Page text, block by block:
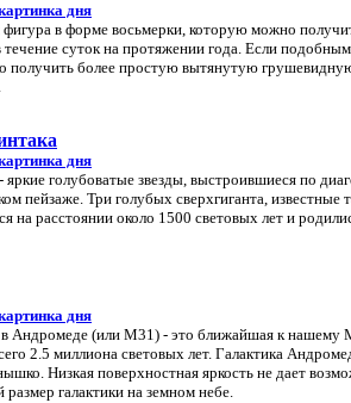
дня
в форме восьмерки, которую можно
суток на протяжении года. Если
более простую вытянутую
дня
голубоватые звезды, выстроившиеся по
пейзаже. Три голубых сверхгиганта, известные
на расстоянии около 1500 световых лет и
дня
в Андромеде (или M31) - это ближайшая к
2.5 миллиона световых лет. Галактика
Низкая поверхностная яркость не дает
галактики на земном небе.